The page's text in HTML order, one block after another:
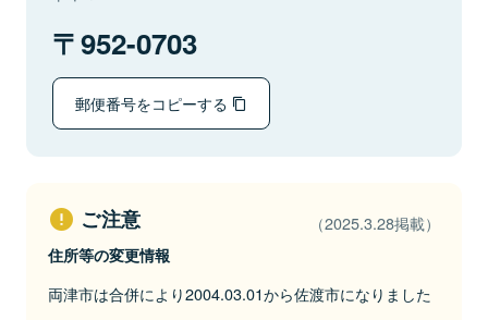
952-0703
郵便番号をコピーする
ご注意 （2025.3.28掲載）
住所等の変更情報
両津市は合併により2004.03.01から佐渡市になりました